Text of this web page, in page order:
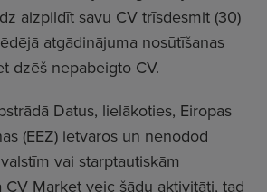
aizpildīt savu CV trīsdesmit (30)
atgādinājuma nosūtīšanas
dzēš nepabeigto CV.
Datus, lielākoties, Eiropas
(EEZ) ietvaros un nenodod
vai starptautiskām
CV Market veic šādu aktivitāti, tad